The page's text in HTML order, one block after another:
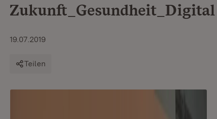
Zukunft_Gesundheit_Digital
19.07.2019
Teilen